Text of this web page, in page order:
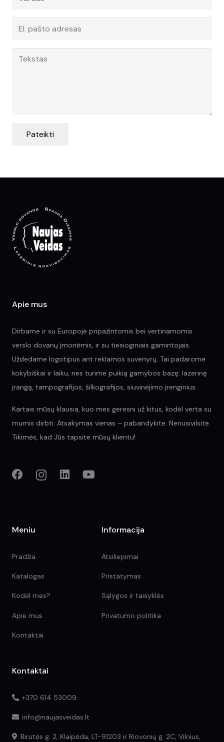
Pateikti
Apie mus
Dirbame ir su Europoje pripažintomis bei vertinamomis
verslo dovanų įmonėmis, ir su tiesioginiais gamintojais.
Uždedame logotipus ant reklamos suvenyrų. Tai padarome
kokybiškai ir laiku, nes turime puikią gamybos bazę: lazerinę
įrangą, tampografijos, šilkografijos, siuvinėjimo įrenginius.
Kartais mūsų klausia, kuo mes geresni už kitus, kodėl verta su
mumis dirbti. Atsakymas vienas – pabandykite. Nenusivilsite.
Tikimės, kad Jūs tapsite mūsų klientu!
Meniu
Pradžia
Katalogas
Kodėl mes?
Apie mus
Kontaktai
Informacija
Atsiliepimai
Pristatymas
Sąlygos ir taisyklės
Privatumo politika
Kontaktai
+370 614 53009
info@naujasveidas.lt
Birutės g. 2, Klaipėda, LT-91203 ir Riovonių g. 2C, Vilnius,